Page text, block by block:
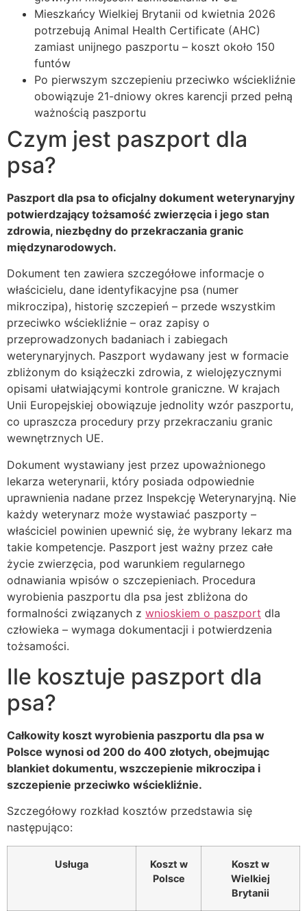
Mieszkańcy Wielkiej Brytanii od kwietnia 2026
potrzebują Animal Health Certificate (AHC)
zamiast unijnego paszportu – koszt około 150
funtów
Po pierwszym szczepieniu przeciwko wściekliźnie
obowiązuje 21-dniowy okres karencji przed pełną
ważnością paszportu
Czym jest paszport dla
psa?
Paszport dla psa to oficjalny dokument weterynaryjny
potwierdzający tożsamość zwierzęcia i jego stan
zdrowia, niezbędny do przekraczania granic
międzynarodowych.
Dokument ten zawiera szczegółowe informacje o
właścicielu, dane identyfikacyjne psa (numer
mikroczipa), historię szczepień – przede wszystkim
przeciwko wściekliźnie – oraz zapisy o
przeprowadzonych badaniach i zabiegach
weterynaryjnych. Paszport wydawany jest w formacie
zbliżonym do książeczki zdrowia, z wielojęzycznymi
opisami ułatwiającymi kontrole graniczne. W krajach
Unii Europejskiej obowiązuje jednolity wzór paszportu,
co upraszcza procedury przy przekraczaniu granic
wewnętrznych UE.
Dokument wystawiany jest przez upoważnionego
lekarza weterynarii, który posiada odpowiednie
uprawnienia nadane przez Inspekcję Weterynaryjną. Nie
każdy weterynarz może wystawiać paszporty –
właściciel powinien upewnić się, że wybrany lekarz ma
takie kompetencje. Paszport jest ważny przez całe
życie zwierzęcia, pod warunkiem regularnego
odnawiania wpisów o szczepieniach. Procedura
wyrobienia paszportu dla psa jest zbliżona do
formalności związanych z wnioskiem o paszport dla
człowieka – wymaga dokumentacji i potwierdzenia
tożsamości.
Ile kosztuje paszport dla
psa?
Całkowity koszt wyrobienia paszportu dla psa w
Polsce wynosi od 200 do 400 złotych, obejmując
blankiet dokumentu, wszczepienie mikroczipa i
szczepienie przeciwko wściekliźnie.
Szczegółowy rozkład kosztów przedstawia się
następująco:
Usługa
Koszt w
Polsce
Koszt w
Wielkiej
Brytanii